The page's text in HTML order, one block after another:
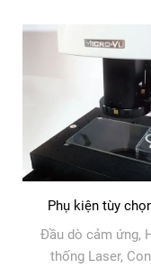
Phụ kiện tùy
Đầu dò cảm ứng,
thống Laser, Con